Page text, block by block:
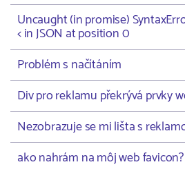
Uncaught (in promise)
< in JSON at position 0
Problém s načítáním
Div pro reklamu překrývá prvky
Nezobrazuje se mi lišta s
ako nahrám na môj web favicon?